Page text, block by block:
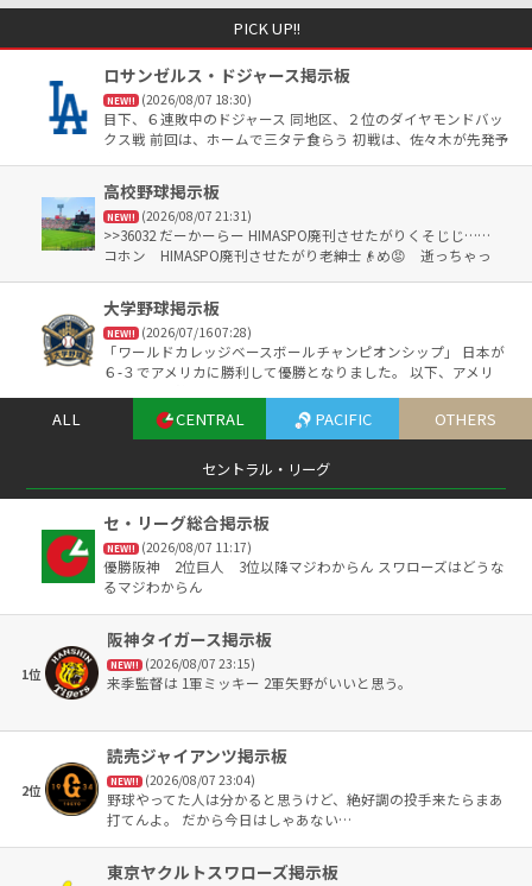
PICK UP!!
ロサンゼルス・ドジャース掲示板
NEW!! (2026/08/07 18:30)
目下、６連敗中のドジャース 同地区、２位のダイヤモンドバッ
クス戦 前回は、ホームで三タテ食らう 初戦は、佐々木が先発予
高校野球掲示板
NEW!! (2026/08/07 21:31)
>>36032 だーかーらー HIMASPO廃刊させたがりくそじじ……
コホン HIMASPO廃刊させたがり老紳士👴め😡 逝っちゃっ
の組み合わせが決まったら発刊する予定😤 これは毎夏同様😤
大学野球掲示板
NEW!! (2026/07/16 07:28)
「ワールドカレッジベースボールチャンピオンシップ」 日本が
６-３でアメリカに勝利して優勝となりました。 以下、アメリ
れました。
ALL CENTRAL PACIFIC OTHERS
セントラル・リーグ
セ・リーグ総合掲示板
NEW!! (2026/08/07 11:17)
優勝阪神 2位巨人 3位以降マジわからん スワローズはどうな
るマジわからん
1位
阪神タイガース掲示板
NEW!! (2026/08/07 23:15)
来季監督は 1軍ミッキー 2軍矢野がいいと思う。
2位
読売ジャイアンツ掲示板
NEW!! (2026/08/07 23:04)
野球やってた人は分かると思うけど、絶好調の投手来たらまあ
打てんよ。 だから今日はしゃあない…
東京ヤクルトスワローズ掲示板